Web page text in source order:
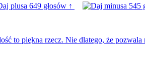
649 głosów ↑
545
to piękna rzecz. Nie dlatego, że